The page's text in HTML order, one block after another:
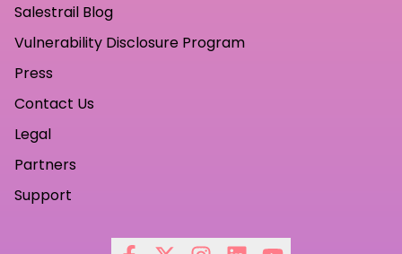
Salestrail Blog
Vulnerability Disclosure Program
Press
Contact Us
Legal
Partners
Support